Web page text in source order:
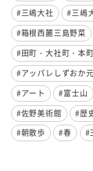
#三嶋大社
#三嶋
#箱根西麓三島野菜
#田町・大社町・本
#アッパレしずおか
#アート
#富士山
#佐野美術館
#歴
#朝散歩
#春 #